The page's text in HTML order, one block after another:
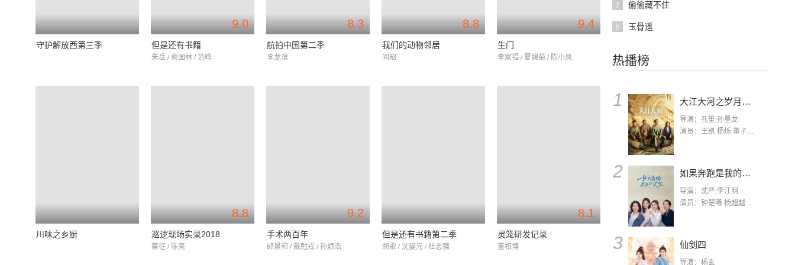
7 偷偷藏不住
8 玉骨遥
热播榜
1 大江大河之岁月如歌
导演：孔笙;孙墨龙
演员：王凯 杨烁 董子健 杨采钰 张佳宁 练练 林栋甫 房子斌
2 如果奔跑是我的人生
导演：沈严;李江明
演员：钟楚曦 杨超越 许娣 陈小艺 侯雯元 宋洋 王宥钧 李添诺
3 仙剑四
导演：杨玄
守护解放西第三季
9.0
但是还有书籍
朱岳 / 俞国林 / 范晔
8.3
航拍中国第二季
李龙滨
8.8
我们的动物邻居
阎昭
9.4
生门
李家福 / 夏锦菊 / 陈小凤
川味之乡厨
8.8
巡逻现场实录2018
蔡征 / 陈亮
9.2
手术两百年
郎景和 / 戴尅戎 / 孙颖浩
但是还有书籍第二季
胡歌 / 沈燮元 / 杜志强
8.1
灵笼研发记录
董相博